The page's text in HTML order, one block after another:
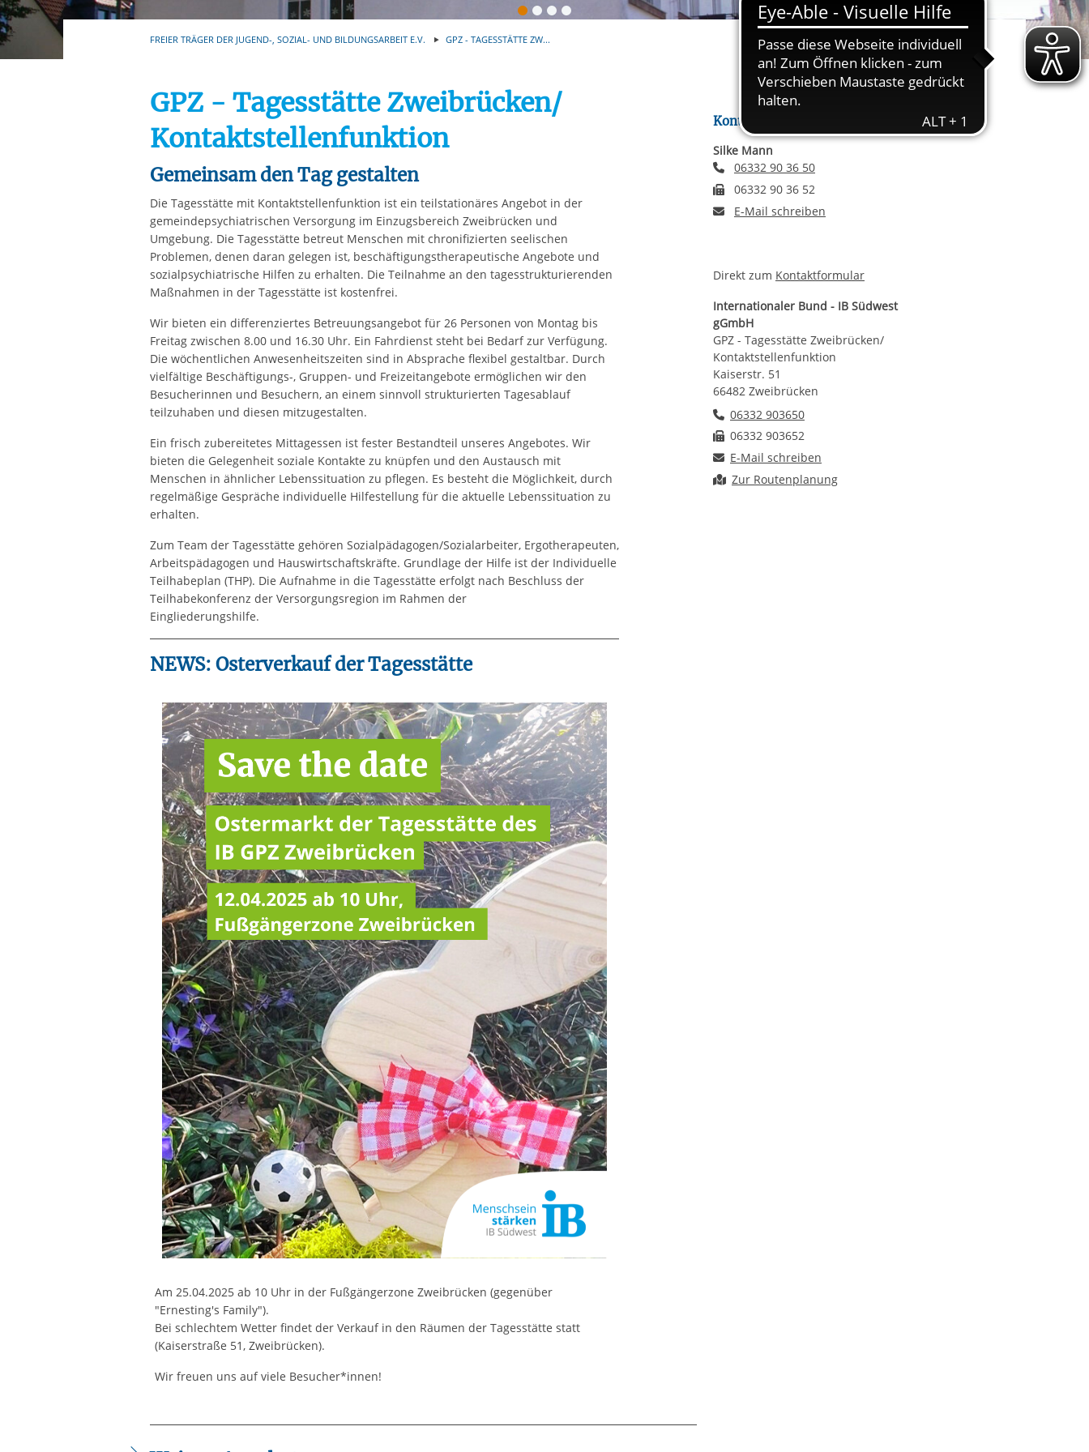
Ihre etwaige Einwilligung erstreckt sich nicht auf notwendige Cookies, die erforderlich zur Bereitstellung
der von Ihnen aufgerufenen und somit gewünschten Website-Funktionen sind. Diese Cookies setzen wir
aufgrund berechtigter Interessen und daher unabhängig von einer Einwilligung.
Automatische Wiedergabe starten/stoppen
FREIER TRÄGER DER JUGEND-, SOZIAL- UND BILDUNGSARBEIT E.V. GPZ - TAGESSTÄTTE ZW...
GPZ - Tagesstätte Zweibrücken/
Kontaktstellenfunktion
Gemeinsam den Tag gestalten
Die Tagesstätte mit Kontaktstellenfunktion ist ein teilstationäres Angebot in der
gemeindepsychiatrischen Versorgung im Einzugsbereich Zweibrücken und
Umgebung. Die Tagesstätte betreut Menschen mit chronifizierten seelischen
Problemen, denen daran gelegen ist, beschäftigungstherapeutische Angebote und
sozialpsychiatrische Hilfen zu erhalten. Die Teilnahme an den tagesstrukturierenden
Maßnahmen in der Tagesstätte ist kostenfrei.
Wir bieten ein differenziertes Betreuungsangebot für 26 Personen von Montag bis
Freitag zwischen 8.00 und 16.30 Uhr. Ein Fahrdienst steht bei Bedarf zur Verfügung.
Die wöchentlichen Anwesenheitszeiten sind in Absprache flexibel gestaltbar. Durch
vielfältige Beschäftigungs-, Gruppen- und Freizeitangebote ermöglichen wir den
Besucherinnen und Besuchern, an einem sinnvoll strukturierten Tagesablauf
teilzuhaben und diesen mitzugestalten.
Ein frisch zubereitetes Mittagessen ist fester Bestandteil unseres Angebotes. Wir
bieten die Gelegenheit soziale Kontakte zu knüpfen und den Austausch mit
Menschen in ähnlicher Lebenssituation zu pflegen. Es besteht die Möglichkeit, durch
regelmäßige Gespräche individuelle Hilfestellung für die aktuelle Lebenssituation zu
erhalten.
Zum Team der Tagesstätte gehören Sozialpädagogen/Sozialarbeiter, Ergotherapeuten,
Arbeitspädagogen und Hauswirtschaftskräfte. Grundlage der Hilfe ist der Individuelle
Teilhabeplan (THP). Die Aufnahme in die Tagesstätte erfolgt nach Beschluss der
Teilhabekonferenz der Versorgungsregion im Rahmen der
Eingliederungshilfe.
NEWS: Osterverkauf der Tagesstätte
Am 25.04.2025 ab 10 Uhr in der Fußgängerzone Zweibrücken (gegenüber
"Ernesting's Family").
Bei schlechtem Wetter findet der Verkauf in den Räumen der Tagesstätte statt
(Kaiserstraße 51, Zweibrücken).
Wir freuen uns auf viele Besucher*innen!
Kontakt
Silke Mann
Telefonnummer
06332 90 36 50
Faxnummer
06332 90 36 52
E-Mail an Silke Mann
E-Mail schreiben
Direkt zum Kontaktformular
Internationaler Bund - IB Südwest
gGmbH
GPZ - Tagesstätte Zweibrücken/
Kontaktstellenfunktion
Kaiserstr. 51
66482 Zweibrücken
Telefonnummer
06332 903650
Faxnummer
06332 903652
E-Mail an GPZ - Tagesstätte Zweibrücken/ Kontaktstellenfunktion
E-Mail schreiben
Route planen
Zur Routenplanung